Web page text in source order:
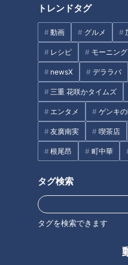
トレンドタグ
動画 グルメ
レシピ モーニング
newsX デララバ
三重 花咲かタイムズ
エンタメ ゲンキ
友廣南実 喫茶店
根尾昂 町中華
タグ検索
タグを検索できます
足の裏から健康に！注目のエク
ササイズ「トーガ」
めしを徹底紹介！3D海鮮丼＆大
人版お子様ランチタワー＆究極